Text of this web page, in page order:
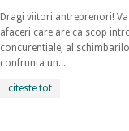
Dragi viitori antreprenori!
afaceri care are ca scop
concurentiale, al
confrunta un...
citeste tot